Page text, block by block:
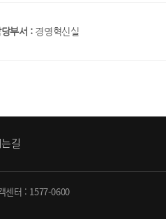
부서 : 경영혁신실
길
센터 : 1577-0600